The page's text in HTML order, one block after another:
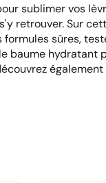
sublimer vos
retrouver. Sur
sûres,
baume hydratant
également